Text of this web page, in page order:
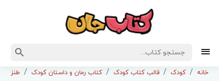
خانه کودک قالب کتاب کودک کتاب رمان و داستان کودک طنز